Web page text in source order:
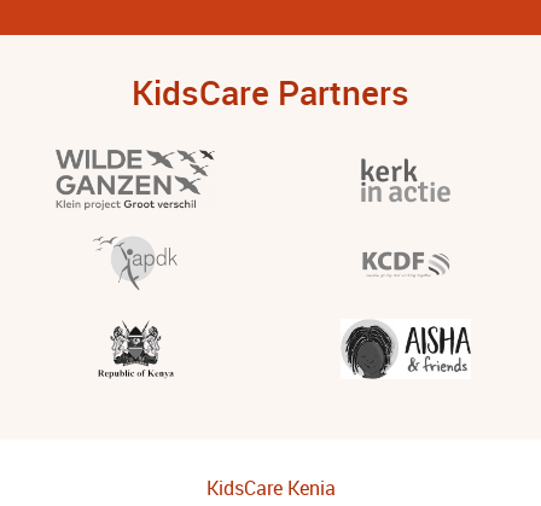
KidsCare Partners
KidsCare Kenia